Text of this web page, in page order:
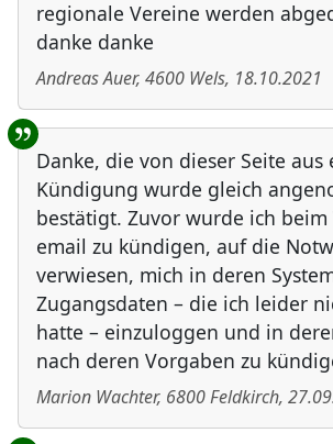
regionale Vereine werden
danke danke
Andreas Auer, 4600 Wels, 18.10.2021
Danke, die von dieser Seite aus
Kündigung wurde gleich
bestätigt. Zuvor wurde ich beim
email zu kündigen, auf die
verwiesen, mich in deren
Zugangsdaten – die ich leider
hatte – einzuloggen und in
nach deren Vorgaben zu
Marion Wachter, 6800Feldkirch,